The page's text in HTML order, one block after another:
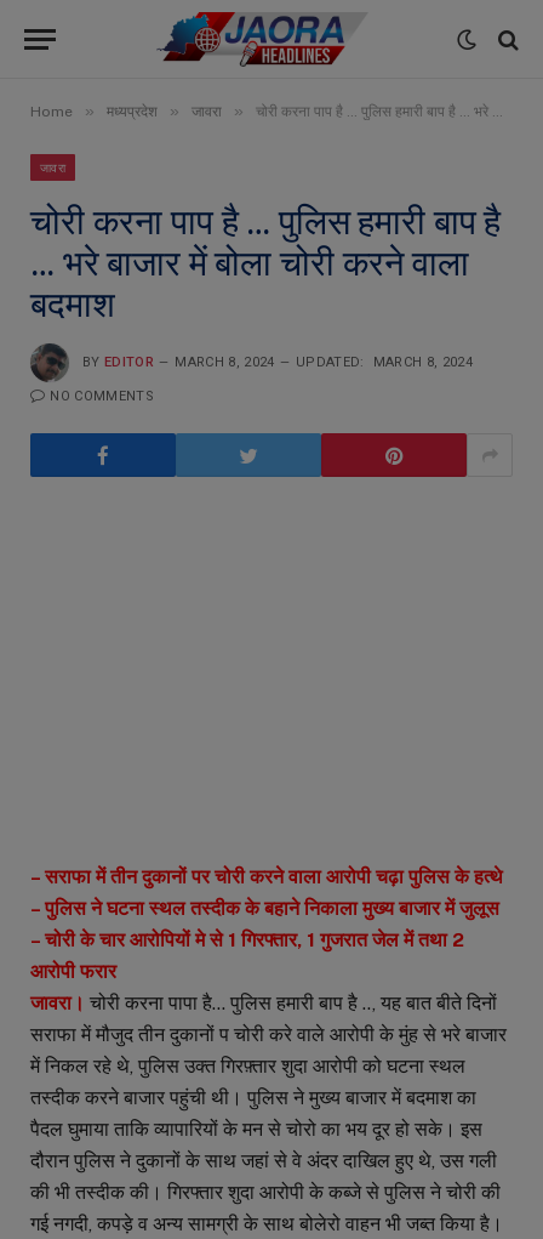
Home » मध्यप्रदेश » जावरा » चोरी करना पाप है … पुलिस हमारी बाप है … भरे बाजार में बोला चोरी करने वाला बदमाश
जावरा
चोरी करना पाप है … पुलिस हमारी बाप है
… भरे बाजार में बोला चोरी करने वाला
बदमाश
BY EDITOR MARCH 8, 2024 UPDATED: MARCH 8, 2024
NO COMMENTS
– सराफा में तीन दुकानों पर चोरी करने वाला आरोपी चढ़ा पुलिस के हत्थे
– पुलिस ने घटना स्थल तस्दीक के बहाने निकाला मुख्य बाजार में जुलूस
– चोरी के चार आरोपियों मे से 1 गिरफ्तार, 1 गुजरात जेल में तथा 2
आरोपी फरार
जावरा। चोरी करना पापा है… पुलिस हमारी बाप है .., यह बात बीते दिनों
सराफा में मौजुद तीन दुकानों प चोरी करे वाले आरोपी के मुंह से भरे बाजार
में निकल रहे थे, पुलिस उक्त गिरफ़्तार शुदा आरोपी को घटना स्थल
तस्दीक करने बाजार पहुंची थी। पुलिस ने मुख्य बाजार में बदमाश का
पैदल घुमाया ताकि व्यापारियों के मन से चोरो का भय दूर हो सके। इस
दौरान पुलिस ने दुकानों के साथ जहां से वे अंदर दाखिल हुए थे, उस गली
की भी तस्दीक की। गिरफ्तार शुदा आरोपी के कब्जे से पुलिस ने चोरी की
गई नगदी, कपड़े व अन्य सामग्री के साथ बोलेरो वाहन भी जब्त किया है।